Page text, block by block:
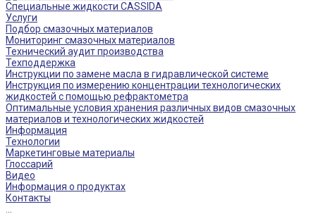
Специальные жидкости CASSIDA
Услуги
Подбор смазочных материалов
Мониторинг смазочных материалов
Технический аудит производства
Техподдержка
Инструкции по замене масла в гидравлической системе
Инструкция по измерению концентрации технологических
жидкостей с помощью рефрактометра
Оптимальные условия хранения различных видов смазочных
материалов и технологических жидкостей
Информация
Технологии
Маркетинговые материалы
Глоссарий
Видео
Информация о продуктах
Контакты